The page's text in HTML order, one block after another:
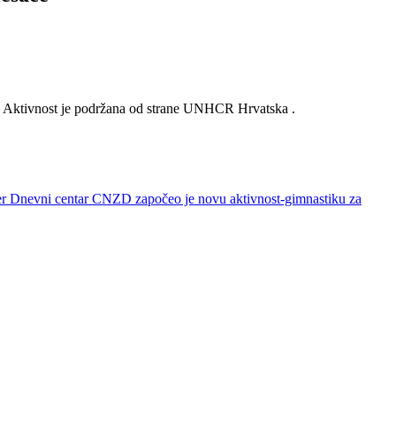
je podržana od strane UNHCR Hrvatska .
Dnevni centar CNZD započeo je novu aktivnost-gimnastiku za